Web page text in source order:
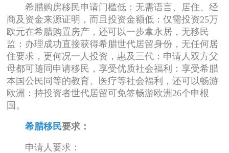
希腊购房移民申请门槛低：无需语言、居住、经
商及资金来源证明，而且投资金额低：仅需投资25万
欧元在希腊购置房产，还可以一步拿永居，无移民
监：办理成功直接获得希腊世代居留身份，无任何居
住要求，更何况一人投资，惠及三代：申请人双方父
母都可随同申请移民，享受优质社会福利：享受希腊
本国公民同等的教育、医疗等社会福利，还可以畅游
欧洲：持投资者世代居留可免签畅游欧洲26个申根
国。
希腊移民要求：
申请人要求：